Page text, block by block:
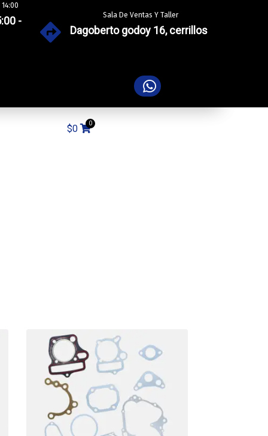
-
Sala De Ventas Y Taller
Dagoberto godoy 16, cerrillos
$0